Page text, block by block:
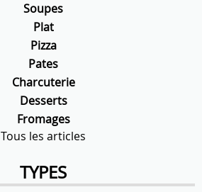
Soupes
Plat
Pizza
Pates
Charcuterie
Desserts
Fromages
Tous les articles
TYPES